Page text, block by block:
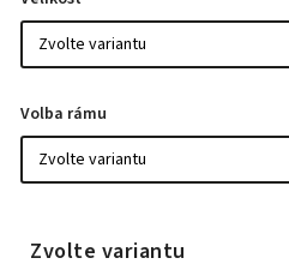
Volba rámu
Zvolte variantu